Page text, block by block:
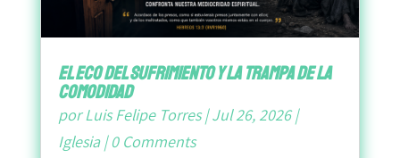
El Eco del Sufrimiento y la Trampa de la
Comodidad
porLuis Felipe Torres|Jul 26, 2026|
Iglesia|0 Comments